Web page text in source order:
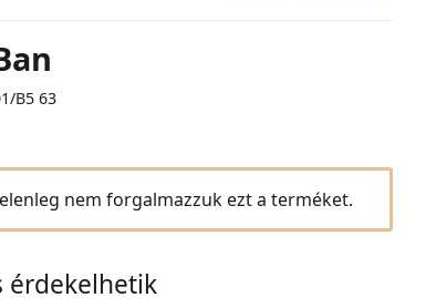
B5 63
nem forgalmazzuk ezt a terméket.
érdekelhetik